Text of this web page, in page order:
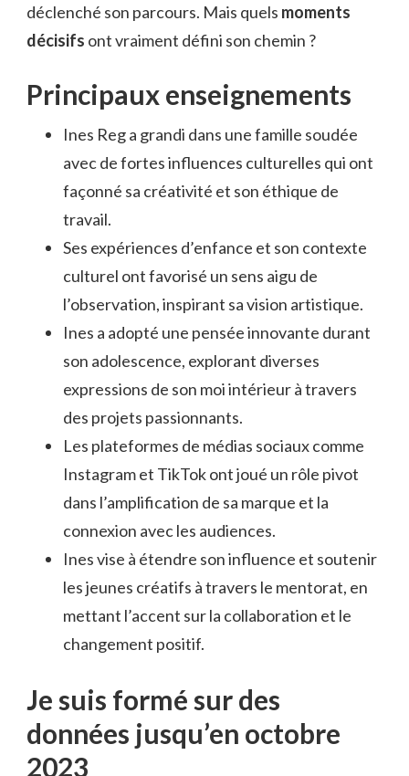
déclenché son parcours. Mais quels moments
décisifs ont vraiment défini son chemin ?
Principaux enseignements
Ines Reg a grandi dans une famille soudée
avec de fortes influences culturelles qui ont
façonné sa créativité et son éthique de
travail.
Ses expériences d’enfance et son contexte
culturel ont favorisé un sens aigu de
l’observation, inspirant sa vision artistique.
Ines a adopté une pensée innovante durant
son adolescence, explorant diverses
expressions de son moi intérieur à travers
des projets passionnants.
Les plateformes de médias sociaux comme
Instagram et TikTok ont joué un rôle pivot
dans l’amplification de sa marque et la
connexion avec les audiences.
Ines vise à étendre son influence et soutenir
les jeunes créatifs à travers le mentorat, en
mettant l’accent sur la collaboration et le
changement positif.
Je suis formé sur des
données jusqu’en octobre
2023